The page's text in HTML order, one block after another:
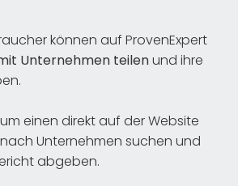
können auf ProvenExpert
Unternehmen teilenund ihre
einen direkt auf der Website
Unternehmen suchen und
abgeben.